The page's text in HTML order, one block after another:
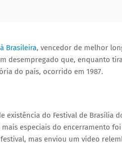
Brasileira, vencedor de melhor
desempregado que, enquanto
do país, ocorrido em 1987.
existência do Festival de Brasília
especiais do encerramento
mas enviou um vídeo